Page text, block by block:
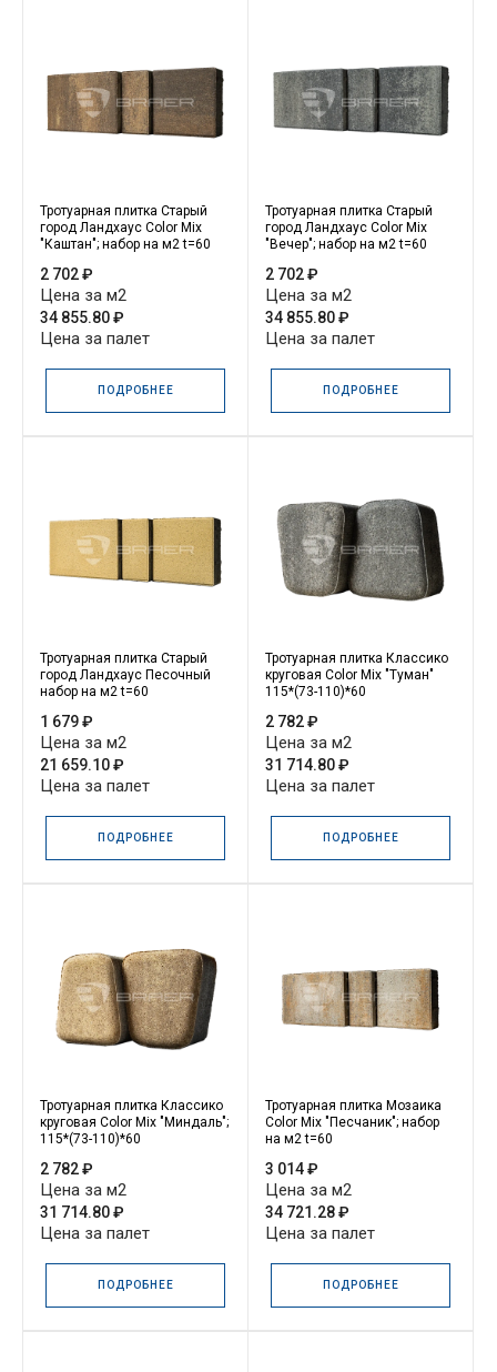
Тротуарная плитка Старый
город Ландхаус Color Mix
"Каштан"; набор на м2 t=60
2 702 ₽
Цена за м2
34 855.80 ₽
Цена за палет
ПОДРОБНЕЕ
Тротуарная плитка Старый
город Ландхаус Color Mix
"Вечер"; набор на м2 t=60
2 702 ₽
Цена за м2
34 855.80 ₽
Цена за палет
ПОДРОБНЕЕ
Тротуарная плитка Старый
город Ландхаус Песочный
набор на м2 t=60
1 679 ₽
Цена за м2
21 659.10 ₽
Цена за палет
ПОДРОБНЕЕ
Тротуарная плитка Классико
круговая Color Mix "Туман"
115*(73-110)*60
2 782 ₽
Цена за м2
31 714.80 ₽
Цена за палет
ПОДРОБНЕЕ
Тротуарная плитка Классико
круговая Color Mix "Миндаль";
115*(73-110)*60
2 782 ₽
Цена за м2
31 714.80 ₽
Цена за палет
ПОДРОБНЕЕ
Тротуарная плитка Мозаика
Color Mix "Песчаник"; набор
на м2 t=60
3 014 ₽
Цена за м2
34 721.28 ₽
Цена за палет
ПОДРОБНЕЕ